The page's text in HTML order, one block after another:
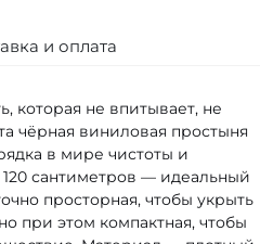
и оплата
которая не впитывает, не
чёрная виниловая простыня
в мире чистоты и
сантиметров — идеальный
просторная, чтобы укрыть
при этом компактная, чтобы